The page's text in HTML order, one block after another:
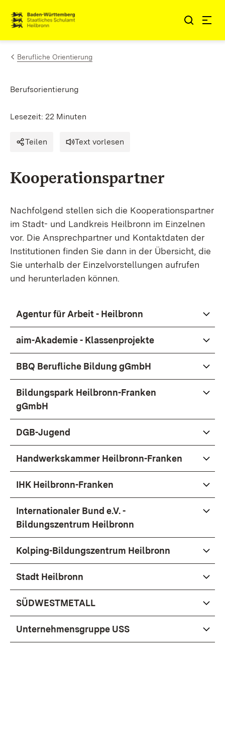
Zum Inhalt springen
Link zur Startseite
Berufliche Orientierung
Berufsorientierung
Lesezeit: 22 Minuten
Teilen Text vorlesen
Kooperationspartner
Nachfolgend stellen sich die Kooperationspartner
im Stadt- und Landkreis Heilbronn im Einzelnen
vor. Die Ansprechpartner und Kontaktdaten der
Institutionen finden Sie dann in der Übersicht, die
Sie unterhalb der Einzelvorstellungen aufrufen
und herunterladen können.
Agentur für Arbeit - Heilbronn
aim-Akademie - Klassenprojekte
BBQ Berufliche Bildung gGmbH
Bildungspark Heilbronn-Franken
gGmbH
DGB-Jugend
Handwerkskammer Heilbronn-Franken
IHK Heilbronn-Franken
Internationaler Bund e.V. -
Bildungszentrum Heilbronn
Kolping-Bildungszentrum Heilbronn
Stadt Heilbronn
SÜDWESTMETALL
Unternehmensgruppe USS